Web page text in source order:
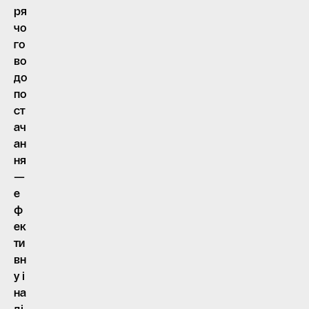
ря
чо
го
во
до
по
ст
ач
ан
ня
—
е
ф
ек
ти
вн
у і
на